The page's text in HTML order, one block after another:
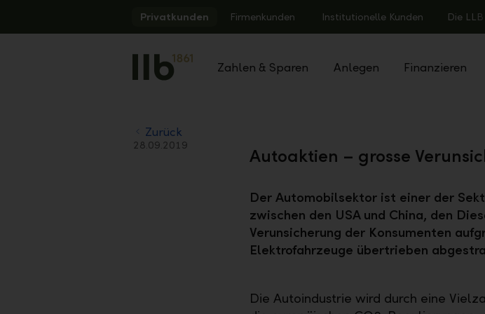
Privatkunden Firmenkunden Institutionelle Kunden Die LLB
Zahlen & Sparen Anlegen Finanzieren
Zurück
28.09.2019 Autoaktien – grosse
Der Automobilsektor ist einer der
zwischen den USA und China, den
Verunsicherung der Konsumenten
Elektrofahrzeuge übertrieben
Die Autoindustrie wird durch eine